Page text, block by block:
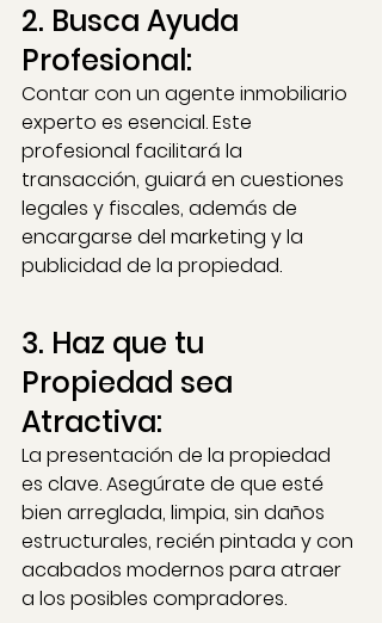
2. Busca Ayuda
Profesional:
Contar con un agente inmobiliario
experto es esencial. Este
profesional facilitará la
transacción, guiará en cuestiones
legales y fiscales, además de
encargarse del marketing y la
publicidad de la propiedad.
3. Haz que tu
Propiedad sea
Atractiva:
La presentación de la propiedad
es clave. Asegúrate de que esté
bien arreglada, limpia, sin daños
estructurales, recién pintada y con
acabados modernos para atraer
a los posibles compradores.